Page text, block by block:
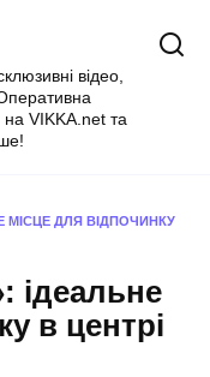
відео,
Оперативна
VIKKA.net та
МІСЦЕ ДЛЯ ВІДПОЧИНКУ
ідеальне
в центрі